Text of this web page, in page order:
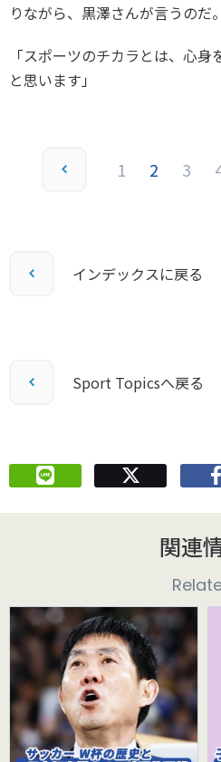
りながら、黒澤さんが言うのだ。
「スポーツのチカラとは、心
と思います」
1 2 3
インデックスに戻る
Sport Topicsへ戻る
関連